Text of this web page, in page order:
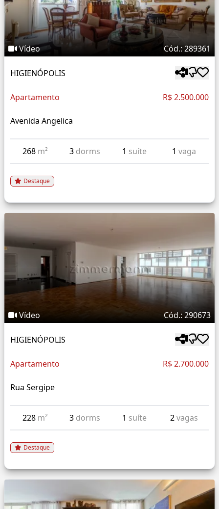
Vídeo Cód.: 289361
HIGIENÓPOLIS
Apartamento R$ 2.500.000
Avenida Angelica
268 m² 3 dorms 1 suíte 1 vaga
Destaque
Vídeo Cód.: 290673
HIGIENÓPOLIS
Apartamento R$ 2.700.000
Rua Sergipe
228 m² 3 dorms 1 suíte 2vagas
Destaque